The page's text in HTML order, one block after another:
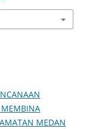
MEMBINA
MEDAN